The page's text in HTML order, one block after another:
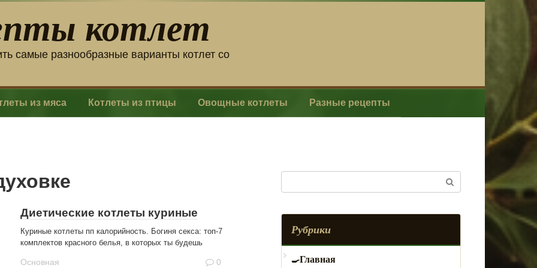
котлет
самые разнообразные варианты котлет со
из мяса Котлеты из птицы Овощные котлеты Разные рецепты
Диетические котлеты куриные
Куриные котлеты пп калорийность. Богиня секса: топ-7
комплектов красного белья, в которых ты будешь
Основная 0
Рубрики
Главная